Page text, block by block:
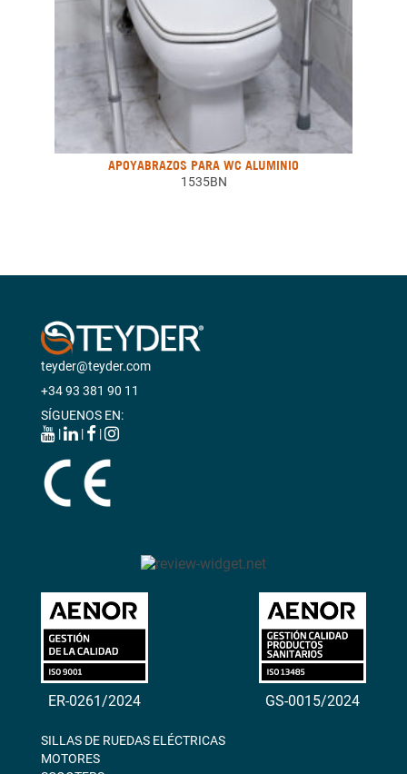
APOYABRAZOS PARA WC ALUMINIO
1535BN
teyder@teyder.com
+34 93 381 90 11
SÍGUENOS EN:
|
| |
ER-0261/2024 GS-0015/2024
SILLAS DE RUEDAS ELÉCTRICAS
MOTORES